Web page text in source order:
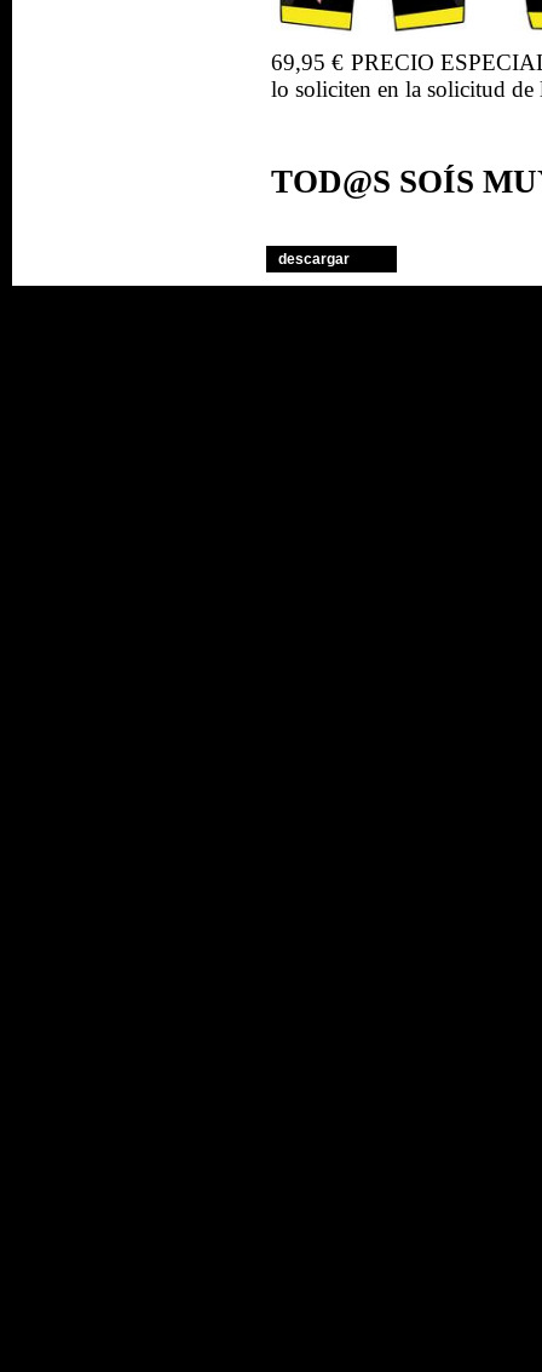
69,95 € PRECIO
lo soliciten en la solicitud
TOD@S SOÍS
descargar